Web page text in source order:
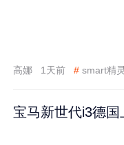
高娜 1天前 # smart精
宝马新世代i3德